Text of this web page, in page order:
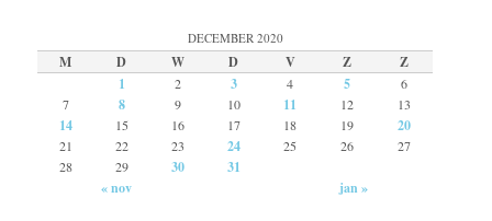
DECEMBER 2020
M D W D V Z
Z
1
2 3 4 5
6
7
8 9 10 11 12 13
14 15 16 17 18 19 20
21 22 23 24 25 26
27
28
29 30
31
« nov
jan »